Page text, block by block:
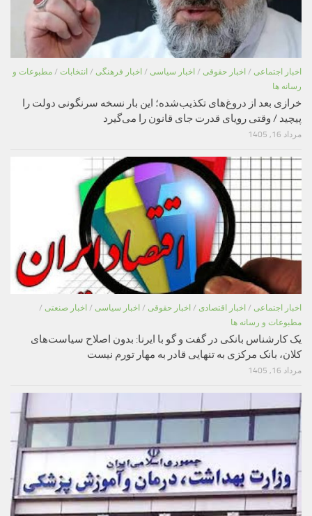
اخبار اجتماعی / اخبار حقوقی / اخبار سیاسی / اخبار فرهنگی / انتخابات / مطبوعات و
رسانه ها
خرازی بعد از دروغ‌های تکذیب‌شده؛ این بار نسخه سرنگونی دولت را
پیچید / وقتی رویای قدرت جای قانون را می‌گیرد
مرداد 16, 1405
اخبار اجتماعی / اخبار اقتصادی / اخبار حقوقی / اخبار سیاسی / اخبار صنعتی /
مطبوعات و رسانه ها
یک کارشناس بانکی در گفت و گو با ایرنا: بدون اصلاح سیاست‌های
کلان، بانک مرکزی به تنهایی قادر به مهار تورم نیست
مرداد 16, 1405